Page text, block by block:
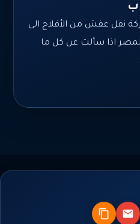
نقل عفش من الأفلاج الى
اذا سألت عن كل ما
البريد نسخ